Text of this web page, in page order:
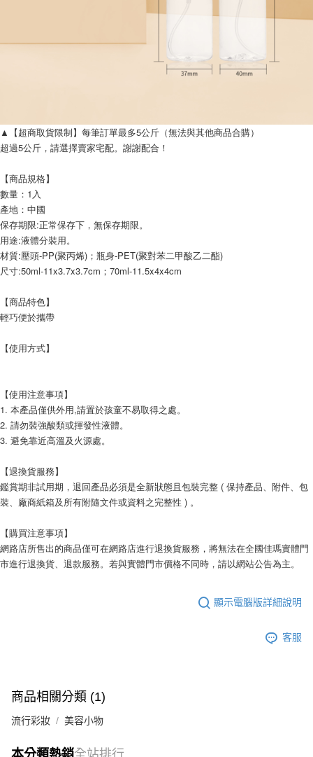
▲【超商取貨限制】每筆訂單最多5公斤（無法與其他商品合購）
超過5公斤，請選擇賣家宅配。謝謝配合！
【商品規格】
數量：1入
產地：中國
保存期限:正常保存下，無保存期限。
用途:液體分裝用。
材質:壓頭-PP(聚丙烯)；瓶身-PET(聚對苯二甲酸乙二酯)
尺寸:50ml-11x3.7x3.7cm；70ml-11.5x4x4cm
【商品特色】
輕巧便於攜帶
【使用方式】
【使用注意事項】
1. 本產品僅供外用,請置於孩童不易取得之處。
2. 請勿裝強酸類或揮發性液體。
3. 避免靠近高溫及火源處。
【退換貨服務】
鑑賞期非試用期，退回產品必須是全新狀態且包裝完整 ( 保持產品、附件、包
裝、廠商紙箱及所有附隨文件或資料之完整性 ) 。
【購買注意事項】
網路店所售出的商品僅可在網路店進行退換貨服務，將無法在全國佳瑪實體門
市進行退換貨、退款服務。若與實體門市價格不同時，請以網站公告為主。
顯示電腦版詳細說明
客服
商品相關分類 (1)
流行彩妝 美容小物
本分類熱銷全站排行